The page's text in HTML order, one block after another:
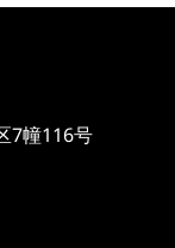
7幢116号